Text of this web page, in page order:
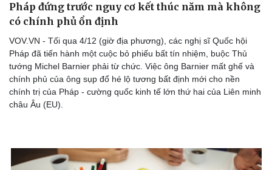
Sức khỏe
Dinh dưỡng - món ngon
Cây thuốc
Sản phụ khoa
Nhi khoa
Nam khoa
Làm đẹp - giảm cân
Phòng mạch online
Đời sống
Blog
Tình yêu - Gia đình
Pháp đứng trước nguy cơ kết thúc năm mà không
có chính phủ ổn định
VOV.VN - Tối qua 4/12 (giờ địa phương), các nghị sĩ Quốc hội
Pháp đã tiến hành một cuộc bỏ phiếu bất tín nhiệm, buộc Thủ
tướng Michel Barnier phải từ chức. Việc ông Barnier mất ghế và
chính phủ của ông sụp đổ hé lộ tương bất định mới cho nền
chính trị của Pháp - cường quốc kinh tế lớn thứ hai của Liên minh
châu Âu (EU).